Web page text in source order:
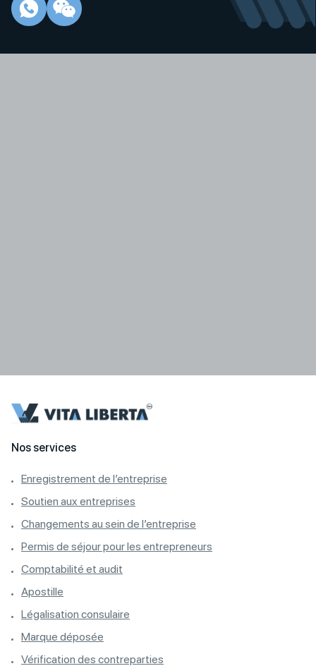
Nos services
Enregistrement de l’entreprise
Soutien aux entreprises
Changements au sein de l’entreprise
Permis de séjour pour les entrepreneurs
Comptabilité et audit
Apostille
Légalisation consulaire
Marque déposée
Vérification des contreparties